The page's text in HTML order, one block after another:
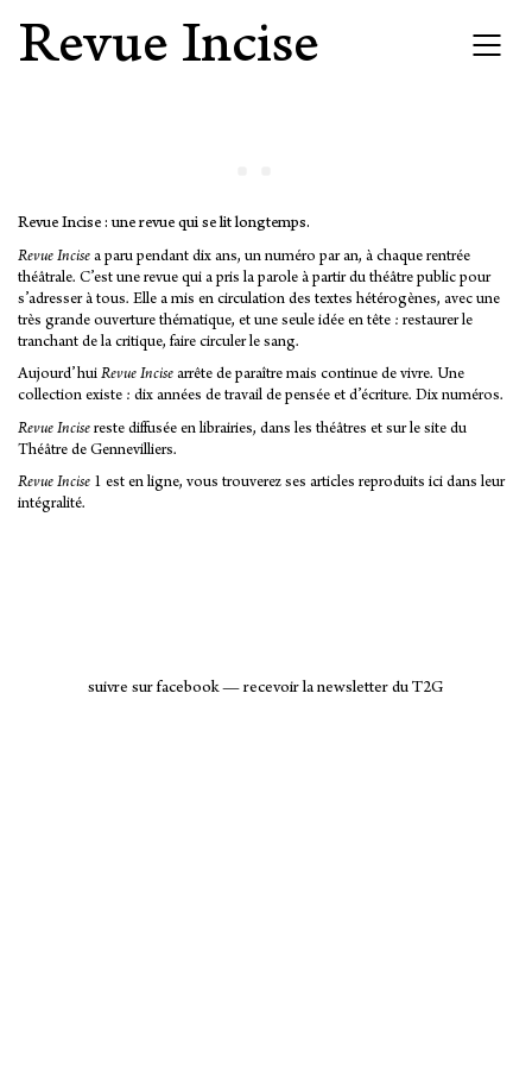
Revue Incise
Revue Incise : une revue qui se lit longtemps.
Revue Incise a paru pendant dix ans, un numéro par an, à chaque rentrée
théâtrale. C’est une revue qui a pris la parole à partir du théâtre public pour
s’adresser à tous. Elle a mis en circulation des textes hétérogènes, avec une
très grande ouverture thématique, et une seule idée en tête : restaurer le
tranchant de la critique, faire circuler le sang.
Aujourd’hui Revue Incise arrête de paraître mais continue de vivre. Une
collection existe : dix années de travail de pensée et d’écriture. Dix numéros.
Revue Incise reste diffusée en librairies, dans les théâtres et sur le site du
Théâtre de Gennevilliers.
Revue Incise 1 est en ligne, vous trouverez ses articles reproduits ici dans leur
intégralité.
suivre sur facebook— recevoir la newsletter du T2G